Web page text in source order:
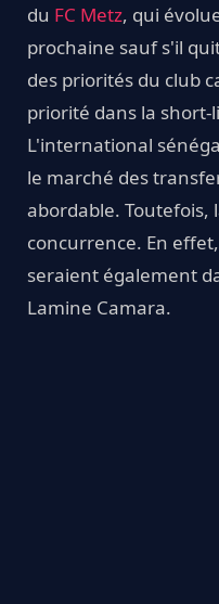
du FC Metz, qui
prochaine sauf s'il
des priorités du club
priorité dans la short-
L'international
le marché des
abordable. Toutefois,
concurrence. En
seraient également
Lamine Camara.